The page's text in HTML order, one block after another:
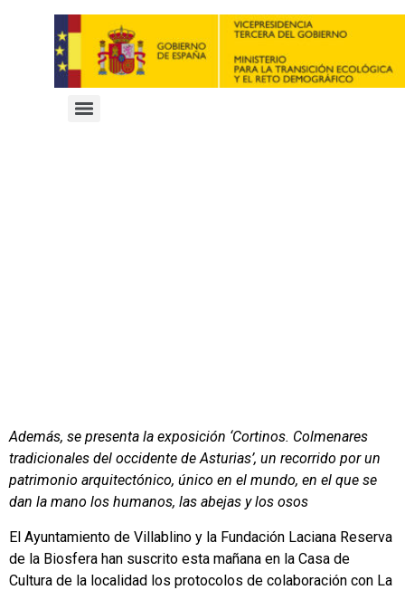
Además, se presenta la exposición ‘Cortinos. Colmenares
tradicionales del occidente de Asturias’, un recorrido por un
patrimonio arquitectónico, único en el mundo, en el que se
dan la mano los humanos, las abejas y los osos
El Ayuntamiento de Villablino y la Fundación Laciana Reserva
de la Biosfera han suscrito esta mañana en la Casa de
Cultura de la localidad los protocolos de colaboración con La